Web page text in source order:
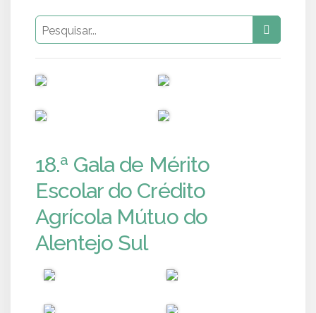
18.ª Gala de Mérito
Escolar do Crédito
Agrícola Mútuo do
Alentejo Sul